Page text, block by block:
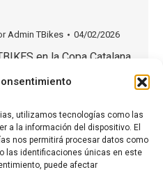
utilizamos tecnologías como las
a la información del dispositivo. El
nos permitirá procesar datos como
las identificaciones únicas en este
puede afectar
Admin TBikes 04/02/2026
en la Copa Catalana
del Bages El AMUNT–
Internacional de Sant
el equipo contó con la
repartidos en las
sub-23 y élite. En el